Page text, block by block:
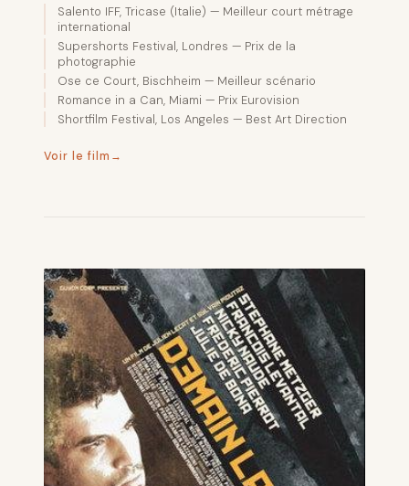
Salento IFF, Tricase (Italie) — Meilleur court métrage
international
Supershorts Festival, Londres — Prix de la
photographie
Ose ce Court, Bischheim — Meilleur scénario
Romance in a Can, Miami — Prix Eurovision
Shortfilm Festival, Los Angeles — Best Art Direction
Voir le film